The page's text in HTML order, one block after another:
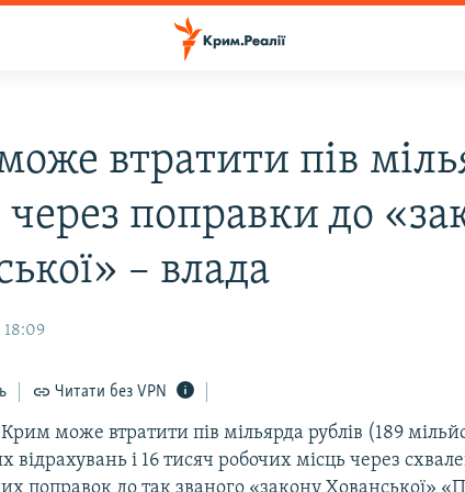
втратити пів
через поправки до
– влада
18:09
Читати без VPN
може втратити пів мільярда рублів (189
відрахувань і 16 тисяч робочих місць через